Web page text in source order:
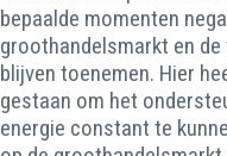
bepaalde momenten
groothandelsmarkt en
blijven toenemen. Hier
gestaan om het
energie constant te